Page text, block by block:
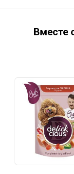
Вместе